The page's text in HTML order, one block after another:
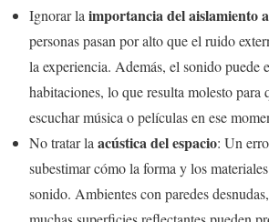
Ignorar la importancia del aislamiento
personas pasan por alto que el ruido
la experiencia. Además, el sonido puede
habitaciones, lo que resulta molesto para
escuchar música o películas en ese
No tratar la acústica del espacio: Un
subestimar cómo la forma y los
sonido. Ambientes con paredes